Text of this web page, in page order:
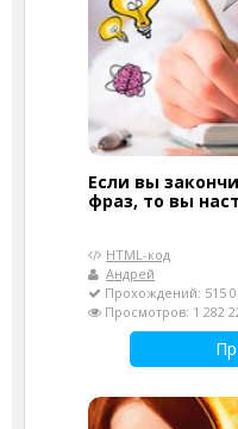
Если вы
фраз, то вы
HTML-код
Андрей
Прохождений: 515
Просмотров: 1 282